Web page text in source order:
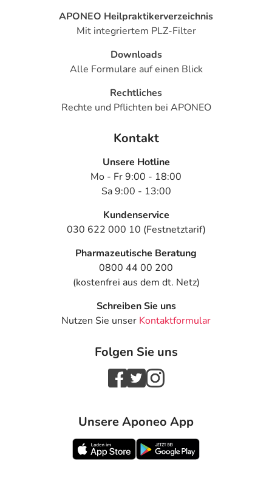
APONEO Heilpraktikerverzeichnis
Mit integriertem PLZ-Filter
Downloads
Alle Formulare auf einen Blick
Rechtliches
Rechte und Pflichten bei APONEO
Kontakt
Unsere Hotline
Mo - Fr 9:00 - 18:00
Sa 9:00 - 13:00
Kundenservice
030 622 000 10 (Festnetztarif)
Pharmazeutische Beratung
0800 44 00 200
(kostenfrei aus dem dt. Netz)
Schreiben Sie uns
Nutzen Sie unser Kontaktformular
Folgen Sie uns
Unsere Aponeo App